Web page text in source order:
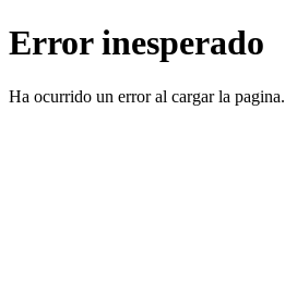
Error inesperado
Ha ocurrido un error al cargar la pagina.